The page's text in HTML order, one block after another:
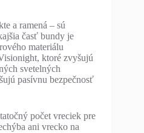
a ramená – sú
časť bundy je
materiálu
ktoré zvyšujú
svetelných
pasívnu bezpečnosť
počet vreciek pre
ani vrecko na